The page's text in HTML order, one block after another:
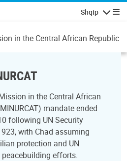
Shqip
Lundrimi
in the Central African Republic
in the Central African
mandate ended
following UN Security
with Chad assuming
protection and UN
efforts.